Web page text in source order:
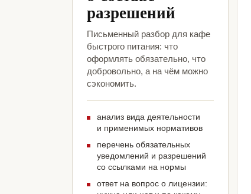
разрешений
Письменный разбор для кафе
быстрого питания: что
оформлять обязательно, что
добровольно, а на чём можно
сэкономить.
анализ вида деятельности
и применимых нормативов
перечень обязательных
уведомлений и разрешений
со ссылками на нормы
ответ на вопрос о лицензии: